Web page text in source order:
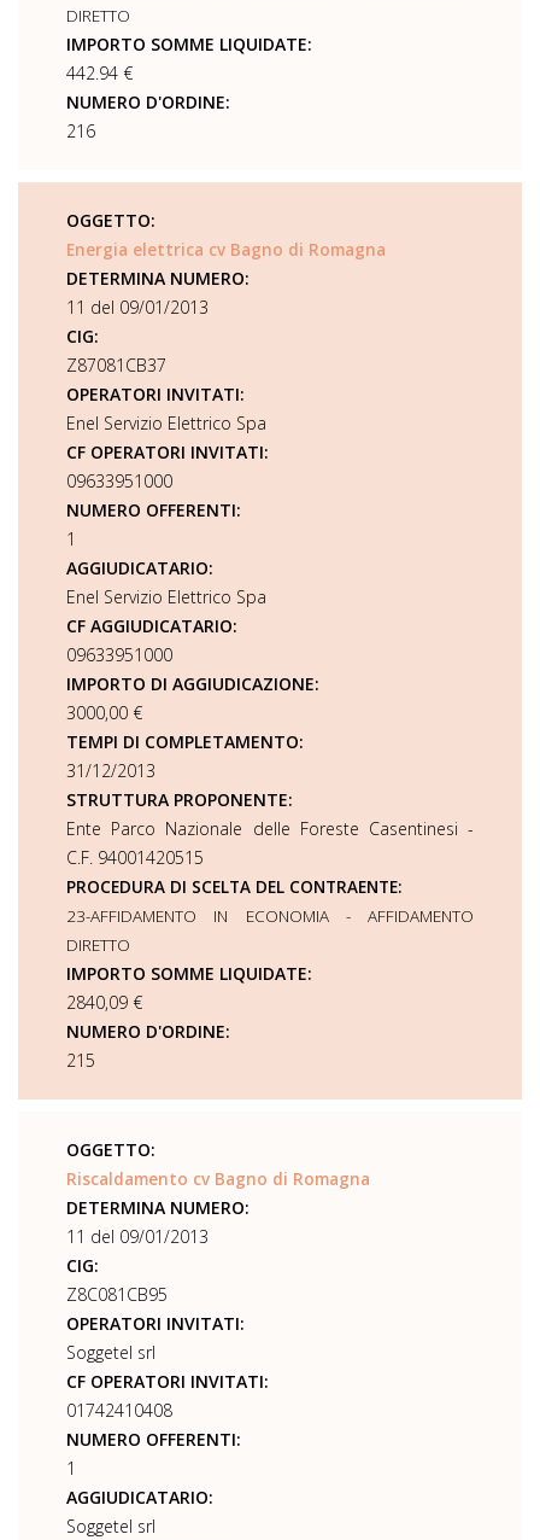
DIRETTO
IMPORTO SOMME LIQUIDATE:
442.94 €
NUMERO D'ORDINE:
216
OGGETTO:
Energia elettrica cv Bagno di Romagna
DETERMINA NUMERO:
11 del 09/01/2013
CIG:
Z87081CB37
OPERATORI INVITATI:
Enel Servizio Elettrico Spa
CF OPERATORI INVITATI:
09633951000
NUMERO OFFERENTI:
1
AGGIUDICATARIO:
Enel Servizio Elettrico Spa
CF AGGIUDICATARIO:
09633951000
IMPORTO DI AGGIUDICAZIONE:
3000,00 €
TEMPI DI COMPLETAMENTO:
31/12/2013
STRUTTURA PROPONENTE:
Ente Parco Nazionale delle Foreste Casentinesi -
C.F. 94001420515
PROCEDURA DI SCELTA DEL CONTRAENTE:
23-AFFIDAMENTO IN ECONOMIA - AFFIDAMENTO
DIRETTO
IMPORTO SOMME LIQUIDATE:
2840,09 €
NUMERO D'ORDINE:
215
OGGETTO:
Riscaldamento cv Bagno di Romagna
DETERMINA NUMERO:
11 del 09/01/2013
CIG:
Z8C081CB95
OPERATORI INVITATI:
Soggetel srl
CF OPERATORI INVITATI:
01742410408
NUMERO OFFERENTI:
1
AGGIUDICATARIO:
Soggetel srl